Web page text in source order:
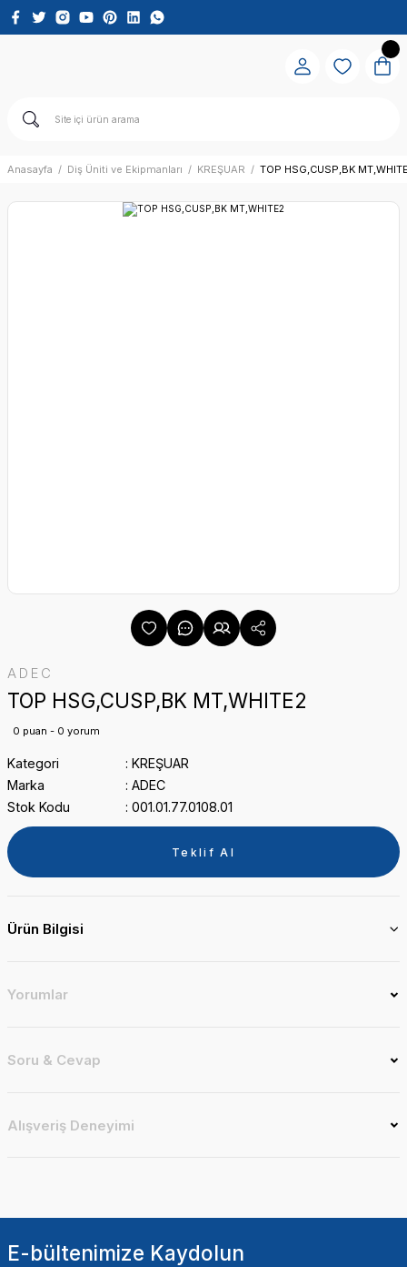
Anasayfa Diş Üniti ve Ekipmanları KREŞUAR TOP HSG,CUSP,BK
ADEC
TOP HSG,CUSP,BK MT,WHITE2
0 puan - 0 yorum
Kategori
KREŞUAR
Marka
ADEC
Stok Kodu
001.01.77.0108.01
Teklif Al
Ürün Bilgisi
Yorumlar
Soru & Cevap
Alışveriş Deneyimi
E-bültenimize Kaydolun